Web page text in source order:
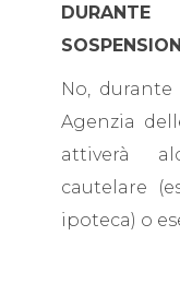
No,
Agenzia
attiverà
cautelare
ipoteca) o